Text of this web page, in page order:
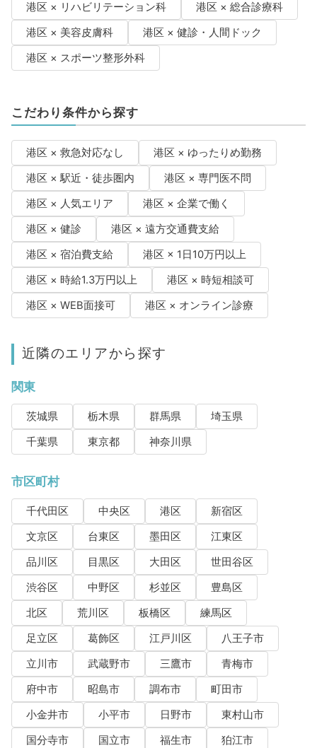
港区 × リハビリテーション科
港区 × 総合診療科
港区 × 美容皮膚科
港区 × 健診・人間ドック
港区 × スポーツ整形外科
こだわり条件から探す
港区 × 救急対応なし
港区 × ゆったりめ勤務
港区 × 駅近・徒歩圏内
港区 × 専門医不問
港区 × 人気エリア
港区 × 企業で働く
港区 × 健診
港区 × 遠方交通費支給
港区 × 宿泊費支給
港区 × 1日10万円以上
港区 × 時給1.3万円以上
港区 × 時短相談可
港区 × WEB面接可
港区 × オンライン診療
近隣のエリアから探す
関東
茨城県 栃木県 群馬県
埼玉県
千葉県
東京都 神奈川県
市区町村
千代田区 中央区 港区
新宿区
文京区
台東区 墨田区
江東区
品川区
目黒区 大田区
世田谷区
渋谷区
中野区 杉並区
豊島区
北区
荒川区 板橋区
練馬区
足立区
葛飾区 江戸川区
八王子市
立川市
武蔵野市 三鷹市
青梅市
府中市
昭島市 調布市
町田市
小金井市
小平市 日野市
東村山市
国分寺市
国立市 福生市
狛江市